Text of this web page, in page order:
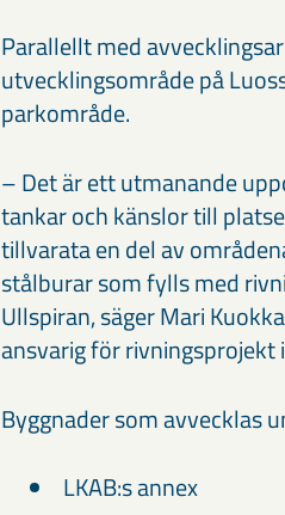
Parallellt med
utvecklingsområde på
parkområde.
– Det är ett utmanande
tankar och känslor till
tillvarata en del av
stålburar som fylls med
Ullspiran, säger Mari
ansvarig för rivningsprojekt
Byggnader som avvecklas
LKAB:s annex